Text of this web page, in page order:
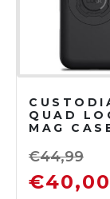
QUAD
MAG
€44,99
€40,00